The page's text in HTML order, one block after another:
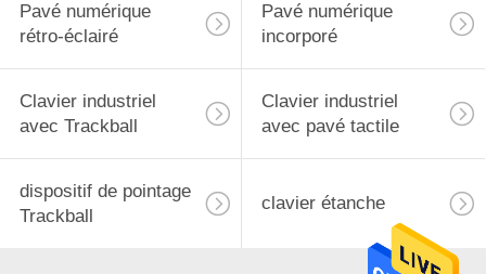
Pavé numérique
rétro-éclairé
Pavé numérique
incorporé
Clavier industriel
avec Trackball
Clavier industriel
avec pavé tactile
dispositif de pointage
Trackball
clavier étanche